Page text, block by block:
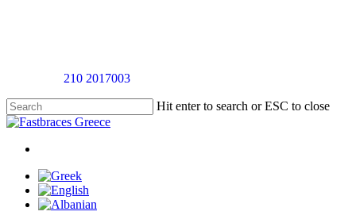
210 2017003
Hit enter to search or ESC to close
Close